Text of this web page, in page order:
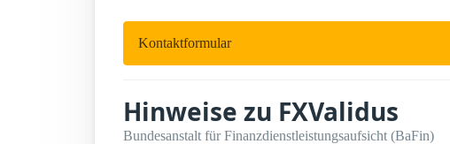
Kontaktformular
Hinweise zu FXValidus
Bundesanstalt für Finanzdienstleistungsaufsicht (BaFin)